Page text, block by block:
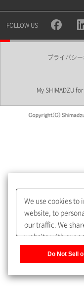
所属部署
めします。
My SHIMADZU for
取扱説明書・
うになります。
FOLLOW US
プライバシ
My SHIMADZU
We use cookies to
website, to
our traffic. We
website with our
Do Not Sell